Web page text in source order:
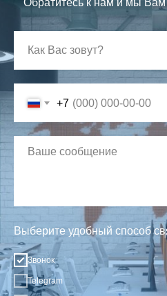
Обратитесь к нам и мы
+7
Выберите удобный способ
Звонок
Telegram